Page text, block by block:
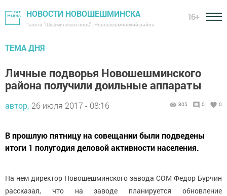
НОВОСТИ НОВОШЕШМИНСКА
Газета "Шешминская новь" - Новошешминский район
16+
ТЕМА ДНЯ
Личные подворья Новошешминского
района получили доильные аппараты
автор, 26 июля 2017 - 08:16 805 0 0
В прошлую пятницу на совещании были подведены
итоги 1 полугодия деловой активности населения.
На нем директор Новошешминского завода СОМ Федор Бурчин
рассказал, что на заводе планируется обновление